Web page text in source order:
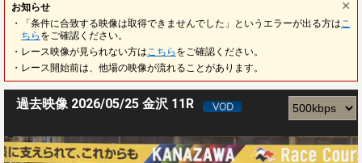
お知らせ
・「条件に合致する映像は取得できませんでした」というエラーが出る方は こ
ちら をご確認ください。
・レース映像が見られない方は こちら をご確認ください。
・レース開始前は、他場の映像が流れることがあります。
過去映像 2026/05/25 金沢 11R